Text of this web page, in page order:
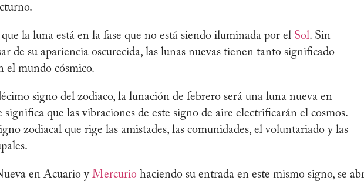
que la luna está en la fase que no está siendo iluminada por el Sol. Sin
de su apariencia oscurecida, las lunas nuevas tienen tanto significado
el mundo cósmico.
signo del zodiaco, la lunación de febrero será una luna nueva en
significa que las vibraciones de este signo de aire electrificarán el cosmos.
zodiacal que rige las amistades, las comunidades, el voluntariado y las
en Acuario y Mercurio haciendo su entrada en este mismo signo, se